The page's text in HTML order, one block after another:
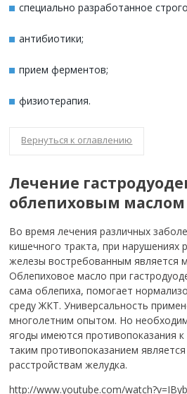
специально разработанное
антибиотики;
прием ферментов;
физиотерапия.
Вернуться к оглавлению
Лечение
облепиховым маслом
Во время лечения различных
кишечного тракта, при
железы востребованным является
Облепиховое масло при
сама облепиха, помогает
среду ЖКТ.Универсальность
многолетним опытом. Но
ягоды имеются противопоказания
таким противопоказанием
расстройствам желудка.
http://www.youtube.com/